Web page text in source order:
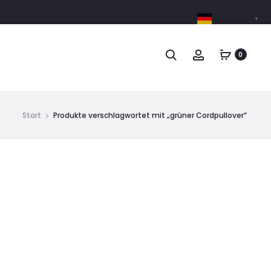
0
Start Produkte verschlagwortet mit „grüner Cordpullover“
▼